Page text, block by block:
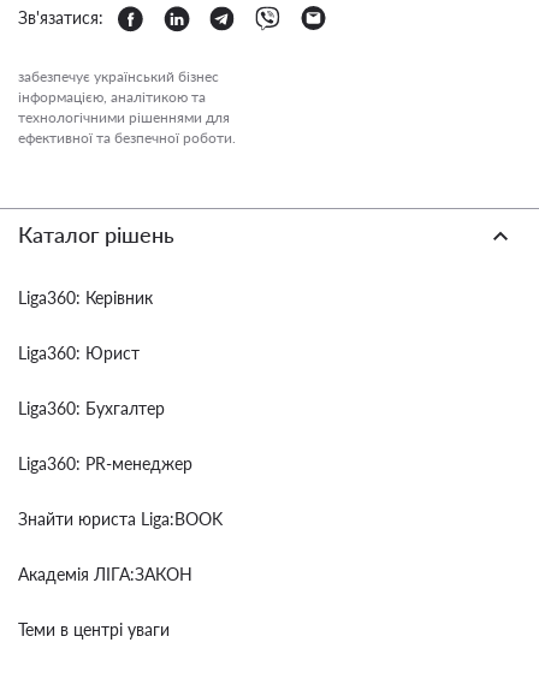
Зв'язатися:
забезпечує український бізнес
інформацією, аналітикою та
технологічними рішеннями для
ефективної та безпечної роботи.
Каталог рішень
Liga360: Керівник
Liga360: Юрист
Liga360: Бухгалтер
Liga360: PR-менеджер
Знайти юриста Liga:BOOK
Академія ЛІГА:ЗАКОН
Теми в центрі уваги